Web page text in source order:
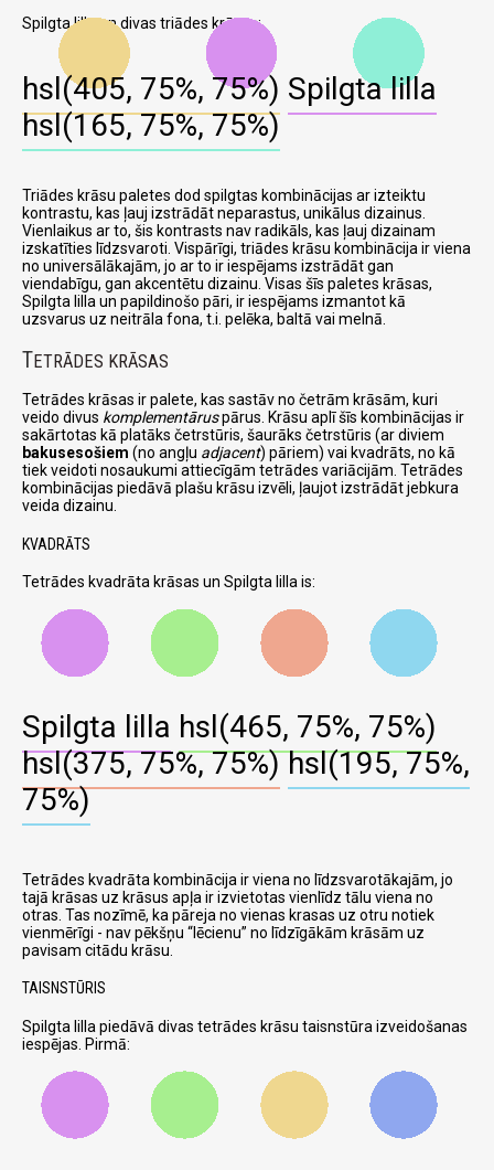
Spilgta lilla un divas triādes krāsas:
hsl(405, 75%, 75%) Spilgta lilla
hsl(165, 75%, 75%)
Triādes krāsu paletes dod spilgtas kombinācijas ar izteiktu
kontrastu, kas ļauj izstrādāt neparastus, unikālus dizainus.
Vienlaikus ar to, šis kontrasts nav radikāls, kas ļauj dizainam
izskatīties līdzsvaroti. Vispārīgi, triādes krāsu kombinācija ir viena
no universālākajām, jo ar to ir iespējams izstrādāt gan
viendabīgu, gan akcentētu dizainu. Visas šīs paletes krāsas,
Spilgta lilla un papildinošo pāri, ir iespējams izmantot kā
uzsvarus uz neitrāla fona, t.i. pelēka, baltā vai melnā.
TETRĀDES KRĀSAS
Tetrādes krāsas ir palete, kas sastāv no četrām krāsām, kuri
veido divus komplementāruspārus. Krāsu aplī šīs kombinācijas ir
sakārtotas kā platāks četrstūris, šaurāks četrstūris (ar diviem
bakusesošiem (no angļu adjacent) pāriem) vai kvadrāts, no kā
tiek veidoti nosaukumi attiecīgām tetrādes variācijām. Tetrādes
kombinācijas piedāvā plašu krāsu izvēli, ļaujot izstrādāt jebkura
veida dizainu.
KVADRĀTS
Tetrādes kvadrāta krāsas un Spilgta lilla is:
Spilgta lilla hsl(465, 75%, 75%)
hsl(375, 75%, 75%) hsl(195, 75%,
75%)
Tetrādes kvadrāta kombinācija ir viena no līdzsvarotākajām, jo
tajā krāsas uz krāsus apļa ir izvietotas vienlīdz tālu viena no
otras. Tas nozīmē, ka pāreja no vienas krasas uz otru notiek
vienmērīgi - nav pēkšņu
lēcienu no līdzīgākām krāsām uz
pavisam citādu krāsu.
TAISNSTŪRIS
Spilgta lilla piedāvā divas tetrādes krāsu taisnstūra izveidošanas
iespējas. Pirmā: